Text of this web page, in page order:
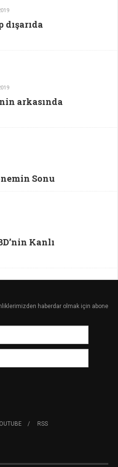
dışarıda
arkasında
Sonu
Kanlı
haberdar olmak için abone
RSS